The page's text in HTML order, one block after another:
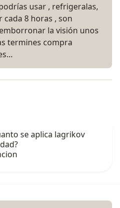
usar , refrigeralas,
cada 8 horas , son
la visión unos
termines compra
se aplica lagrikov